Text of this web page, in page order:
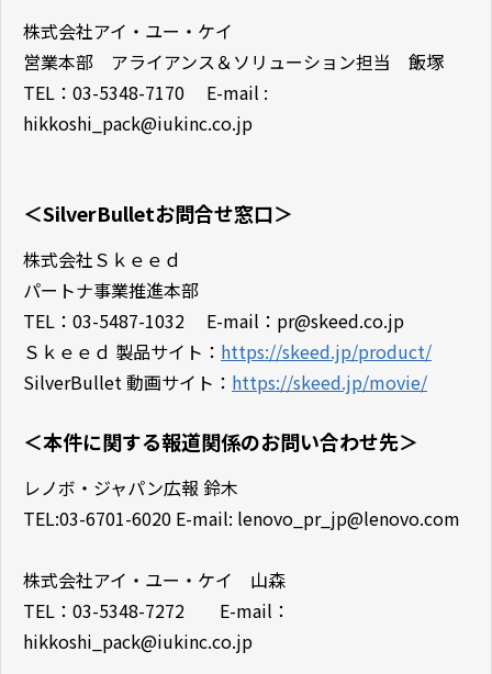
株式会社アイ・ユー・ケイ
営業本部 アライアンス＆ソリューション担当 飯塚
TEL：03-5348-7170 E-mail :
hikkoshi_pack@iukinc.co.jp
＜SilverBulletお問合せ窓口＞
株式会社Ｓｋｅｅｄ
パートナ事業推進本部
TEL：03-5487-1032 E-mail：pr@skeed.co.jp
Ｓｋｅｅｄ 製品サイト： https://skeed.jp/product/
SilverBullet 動画サイト： https://skeed.jp/movie/
＜本件に関する報道関係のお問い合わせ先＞
レノボ・ジャパン広報 鈴木
TEL:03-6701-6020 E-mail: lenovo_pr_jp@lenovo.com
株式会社アイ・ユー・ケイ 山森
TEL：03-5348-7272 E-mail：
hikkoshi_pack@iukinc.co.jp